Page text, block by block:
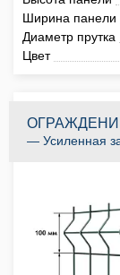
Ширина панели
Диаметр прутка
Цвет
— Усиленная